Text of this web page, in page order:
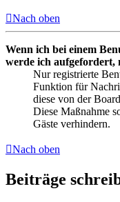
Nach oben
Wenn ich bei einem
werde ich aufgefordert,
Nur registrierte
Funktion für
diese von der
Diese Maßnahme
Gäste verhindern.
Nach oben
Beiträge